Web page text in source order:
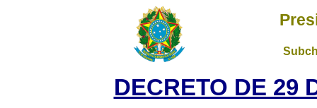
DECRETO DE 29